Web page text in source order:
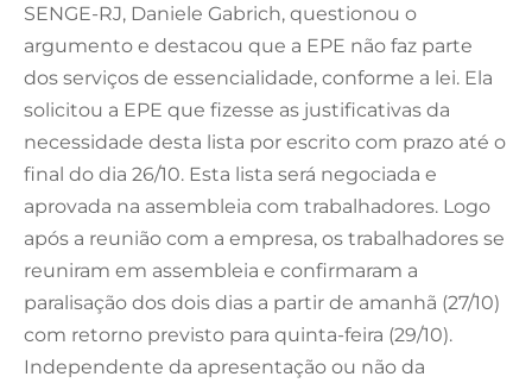
SENGE-RJ, Daniele Gabrich, questionou o
argumento e destacou que a EPE não faz parte
dos serviços de essencialidade, conforme a lei. Ela
solicitou a EPE que fizesse as justificativas da
necessidade desta lista por escrito com prazo até o
final do dia 26/10. Esta lista será negociada e
aprovada na assembleia com trabalhadores. Logo
após a reunião com a empresa, os trabalhadores se
reuniram em assembleia e confirmaram a
paralisação dos dois dias a partir de amanhã (27/10)
com retorno previsto para quinta-feira (29/10).
Independente da apresentação ou não da